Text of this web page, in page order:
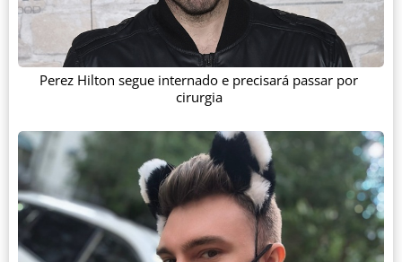
Perez Hilton segue internado e precisará passar por
cirurgia